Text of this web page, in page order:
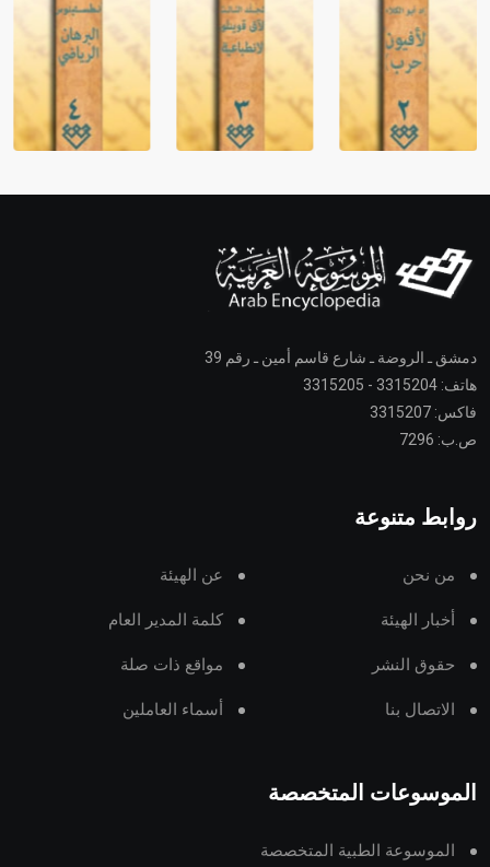
دمشق ـ الروضة ـ شارع قاسم أمين ـ رقم 39
هاتف: 3315204 - 3315205
فاكس: 3315207
ص.ب: 7296
روابط متنوعة
من نحن عن الهيئة
أخبار الهيئة كلمة المدير العام
حقوق النشر مواقع ذات صلة
الاتصال بنا أسماء العاملين
الموسوعات المتخصصة
الموسوعة الطبية المتخصصة